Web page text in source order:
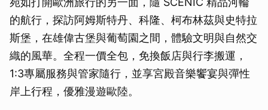
的航行，探訪阿姆斯特丹、科隆、柯布林茲與史特拉
斯堡，在雄偉古堡與葡萄園之間，體驗文明與自然交
織的風華。全程一價全包，免換飯店與行李搬運，
1:3專屬服務與管家隨行，並享宮殿音樂饗宴與彈性
岸上行程，優雅漫遊歐陸。